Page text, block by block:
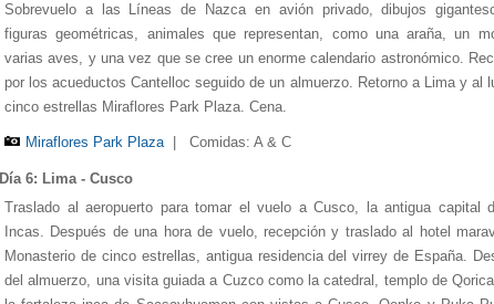
Sobrevuelo a las Líneas de Nazca en avión privado, dibujos
figuras geométricas, animales que representan, como una araña, un
varias aves, y una vez que se cree un enorme calendario astronómico.
por los acueductos Cantelloc seguido de un almuerzo. Retorno a Lima y al
cinco estrellas Miraflores Park Plaza. Cena.
Miraflores Park Plaza| Comidas: A & C
Día 6: Lima - Cusco
Traslado al aeropuerto para tomar el vuelo a Cusco, la antigua capital
Incas. Después de una hora de vuelo, recepción y traslado al hotel
Monasterio de cinco estrellas, antigua residencia del virrey de España.
del almuerzo, una visita guiada a Cuzco como la catedral, templo de
Miraflores Park Plaza
Hotel Paracas
Hotel Nazca Lines
Monasterio Hotel
Machu Picchu Sanctuary Lodge